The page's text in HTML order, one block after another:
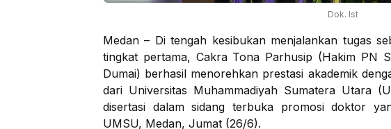
Dok. Ist
Medan – Di tengah kesibukan menjalankan tugas
tingkat pertama, Cakra Tona Parhusip (Hakim PN
Dumai) berhasil menorehkan prestasi akademik
dari Universitas Muhammadiyah Sumatera Utara
disertasi dalam sidang terbuka promosi doktor
UMSU, Medan, Jumat (26/6).